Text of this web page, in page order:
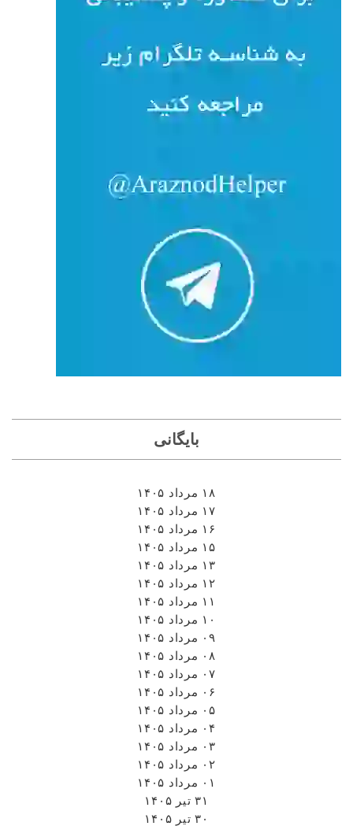
بایگانی
۱۸ مرداد ۱۴۰۵
۱۷ مرداد ۱۴۰۵
۱۶ مرداد ۱۴۰۵
۱۵ مرداد ۱۴۰۵
۱۳ مرداد ۱۴۰۵
۱۲ مرداد ۱۴۰۵
۱۱ مرداد ۱۴۰۵
۱۰ مرداد ۱۴۰۵
۰۹ مرداد ۱۴۰۵
۰۸ مرداد ۱۴۰۵
۰۷ مرداد ۱۴۰۵
۰۶ مرداد ۱۴۰۵
۰۵ مرداد ۱۴۰۵
۰۴ مرداد ۱۴۰۵
۰۳ مرداد ۱۴۰۵
۰۲ مرداد ۱۴۰۵
۰۱ مرداد ۱۴۰۵
۳۱ تیر ۱۴۰۵
۳۰ تیر ۱۴۰۵